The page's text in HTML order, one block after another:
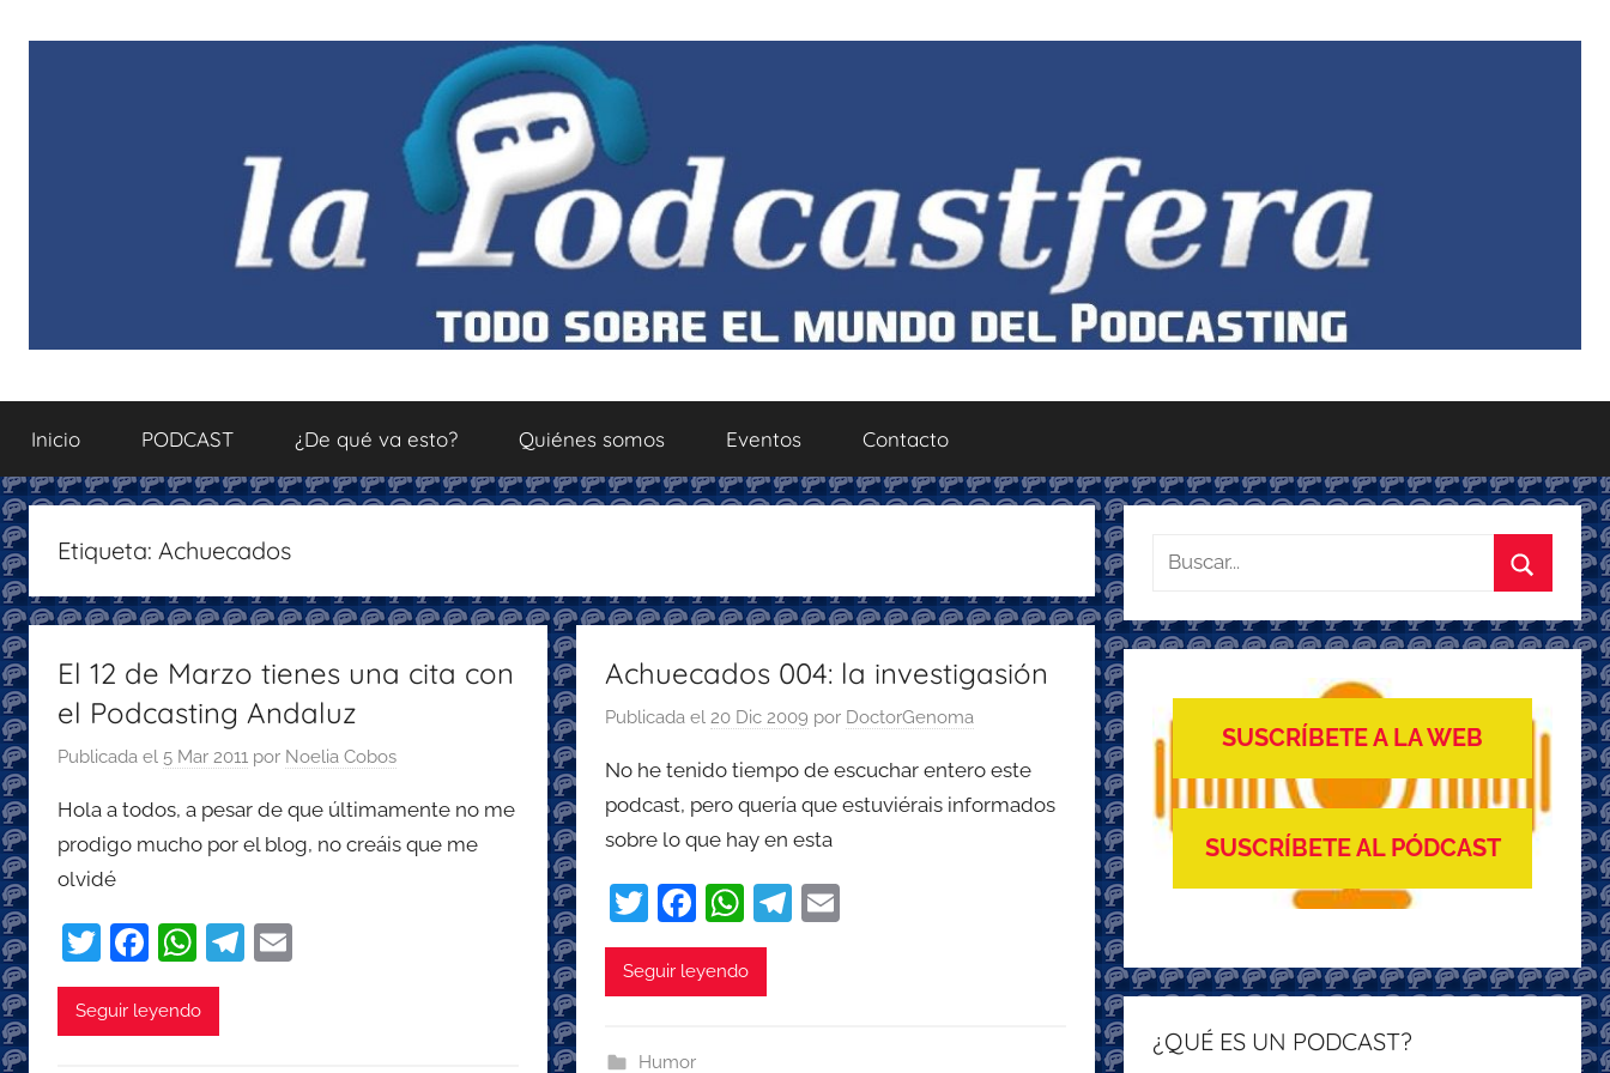
La
Podcastfera
sobre
el
del
con
recomendaciones
para
podcastfera
Inicio PODCAST ¿De qué va esto? Quiénes somos Eventos Contacto
Etiqueta: Achuecados
El 12 de Marzo tienes una cita con
el Podcasting Andaluz
Publicada el 5 Mar 2011 por Noelia Cobos
Hola a todos, a pesar de que últimamente no me
prodigo mucho por el blog, no creáis que me
olvidé
T
w
itt
F
a
c
W
h
at
T
Seguir leyendo
Achuecados 004: la investigasión
Publicada el20 Dic 2009 por DoctorGenoma
No he tenido tiempo de escuchar entero este
podcast, pero quería que estuviérais informados
sobre lo que hay en esta
T
w
itt
F
a
c
W
h
at
T
Seguir leyendo
Humor
Buscar:
Buscar
SUSCRÍBETE A LA WEB
SUSCRÍBETE AL PÓDCAST
¿QUÉ ES UN PODCAST?